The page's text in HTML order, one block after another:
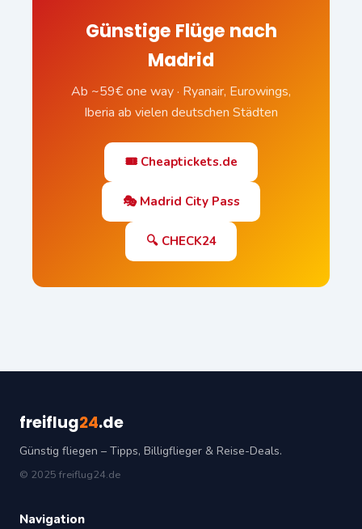
Günstige Flüge nach
Madrid
Ab ~59€ one way · Ryanair, Eurowings,
Iberia ab vielen deutschen Städten
🎟️ Cheaptickets.de
🎭 Madrid City Pass
🔍 CHECK24
freiflug24.de
Günstig fliegen – Tipps, Billigflieger & Reise-Deals.
© 2025 freiflug24.de
Navigation